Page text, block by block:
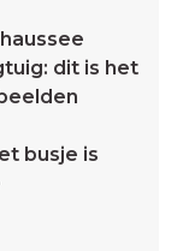
dit is het
busje is